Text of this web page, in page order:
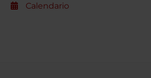
Calendario